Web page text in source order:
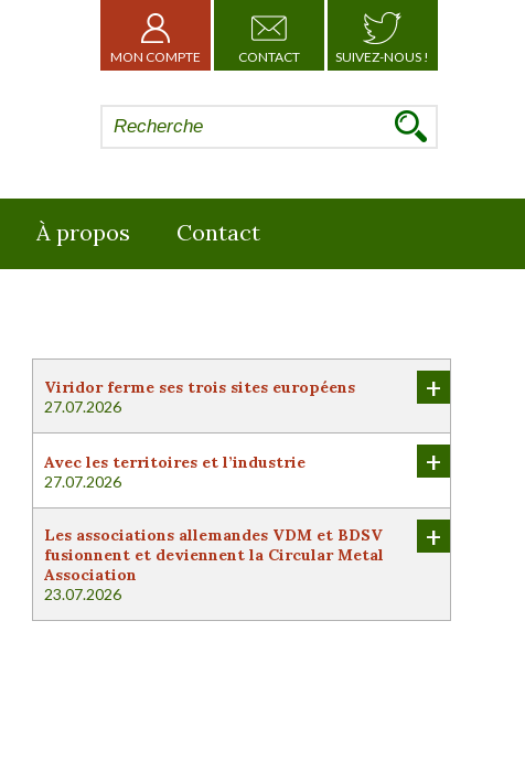
MON COMPTE CONTACT SUIVEZ-NOUS !
À propos Contact
Viridor ferme ses trois sites européens
27.07.2026
+
Avec les territoires et l’industrie
27.07.2026
+
Les associations allemandes VDM et BDSV
fusionnent et deviennent la Circular Metal
Association
23.07.2026
+